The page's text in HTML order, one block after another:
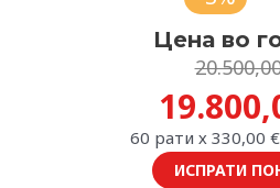
Цена во
is:
60 рати х 330,00 €
ИСПРАТИ